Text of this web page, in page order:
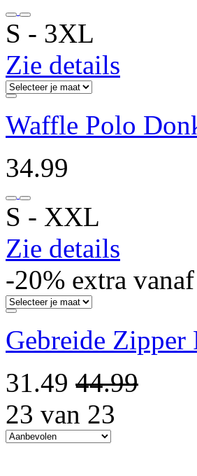
S ‐ 3XL
Zie details
Waffle Polo
34.99
S ‐ XXL
Zie details
-20% extra
Gebreide
31.49 44.99
23 van 23